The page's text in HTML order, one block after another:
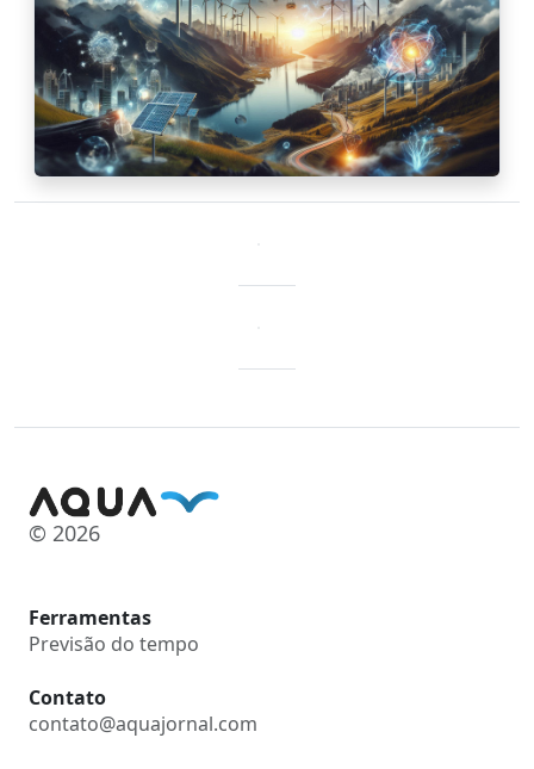
© 2026
Ferramentas
Previsão do tempo
Contato
contato@aquajornal.com